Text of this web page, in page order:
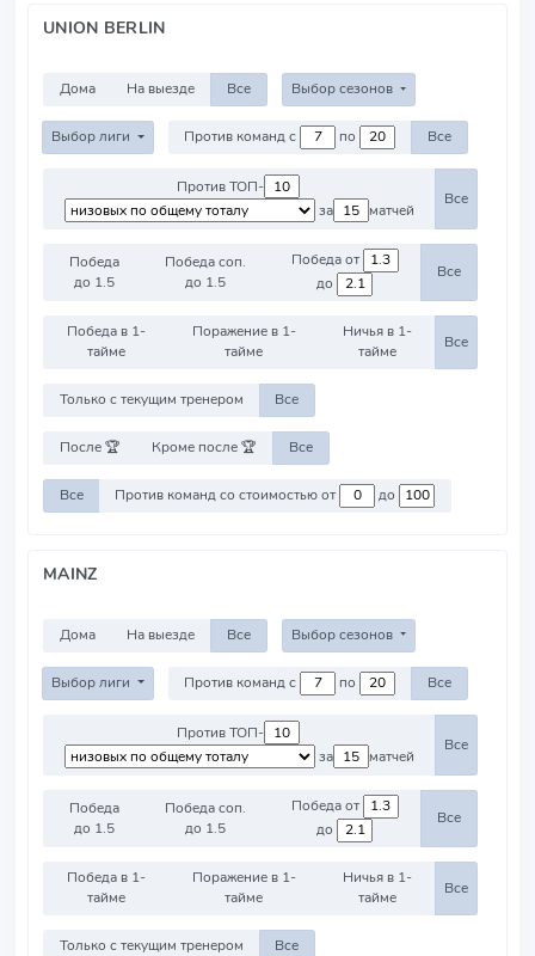
UNION BERLIN
Дома На выезде Все Выбор сезонов
Выбор лиги Против команд с по Все
Против ТОП-
за
матчей
Все
Победа
до 1.5
Победа соп.
до 1.5
Победа от
до
Все
Победа в 1-
тайме
Поражение в 1-
тайме
Ничья в 1-
тайме
Все
Только с текущим тренером Все
После 🏆 Кроме после 🏆 Все
Все Против команд со стоимостью от до
MAINZ
Дома На выезде Все Выбор сезонов
Выбор лиги Против команд с по Все
Против ТОП-
за
матчей
Все
Победа
до 1.5
Победа соп.
до 1.5
Победа от
до
Все
Победа в 1-
тайме
Поражение в 1-
тайме
Ничья в 1-
тайме
Все
Только с текущим тренером Все